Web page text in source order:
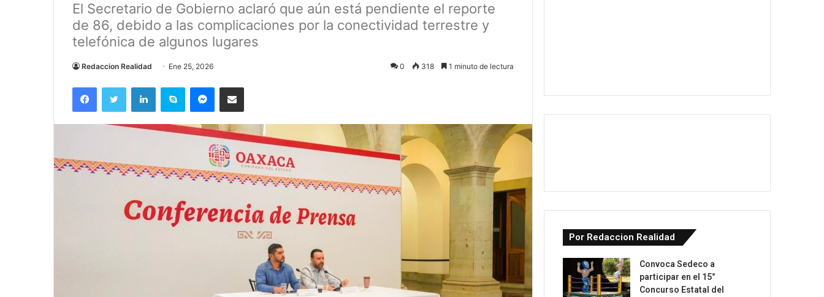
El Secretario de Gobierno aclaró que aún está pendiente el reporte
de 86, debido a las complicaciones por la conectividad terrestre y
telefónica de algunos lugares
Redaccion Realidad Ene 25, 2026 0 318 1 minuto de lectura
FacebookTwitter LinkedInSkype MessengerCompartir via correo electrónico
Por Redaccion Realidad
Convoca Sedeco a
participar en el 15°
Concurso Estatal del